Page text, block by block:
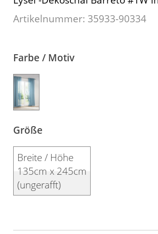
Kissen
Fensterbilder
Gardinenstange
Stoffe
Panneaux
Artikelnummer: 35933-90334
Farbe / Motiv
Größe
Breite / Höhe
135cm x 245cm
(ungerafft)